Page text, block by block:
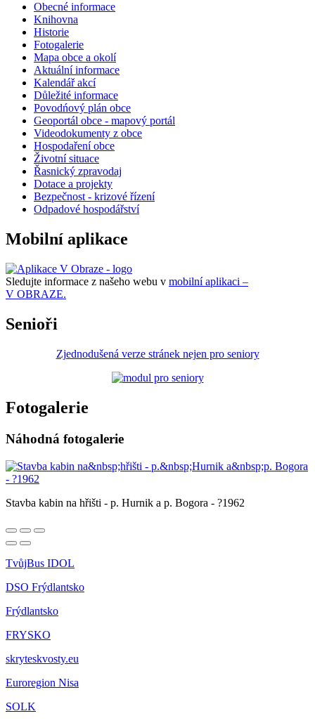
Obecné informace
Knihovna
Historie
Fotogalerie
Mapa obce a okolí
Aktuální informace
Kalendář akcí
Důležité informace
Povodńový plán obce
Geoportál obce - mapový portál
Videodokumenty z obce
Hospodaření obce
Životní situace
Řasnický zpravodaj
Dotace a projekty
Bezpečnost - krizové řízení
Odpadové hospodářství
Mobilní aplikace
Sledujte informace z našeho webu v mobilní aplikaci –
V OBRAZE.
Senioři
Zjednodušená verze stránek nejen pro seniory
Fotogalerie
Náhodná fotogalerie
Stavba kabin na hřišti - p. Hurnik a p. Bogora - ?1962
TvůjBus IDOL
DSO Frýdlantsko
Frýdlantsko
FRYSKO
skryteskvosty.eu
Euroregion Nisa
SOLK